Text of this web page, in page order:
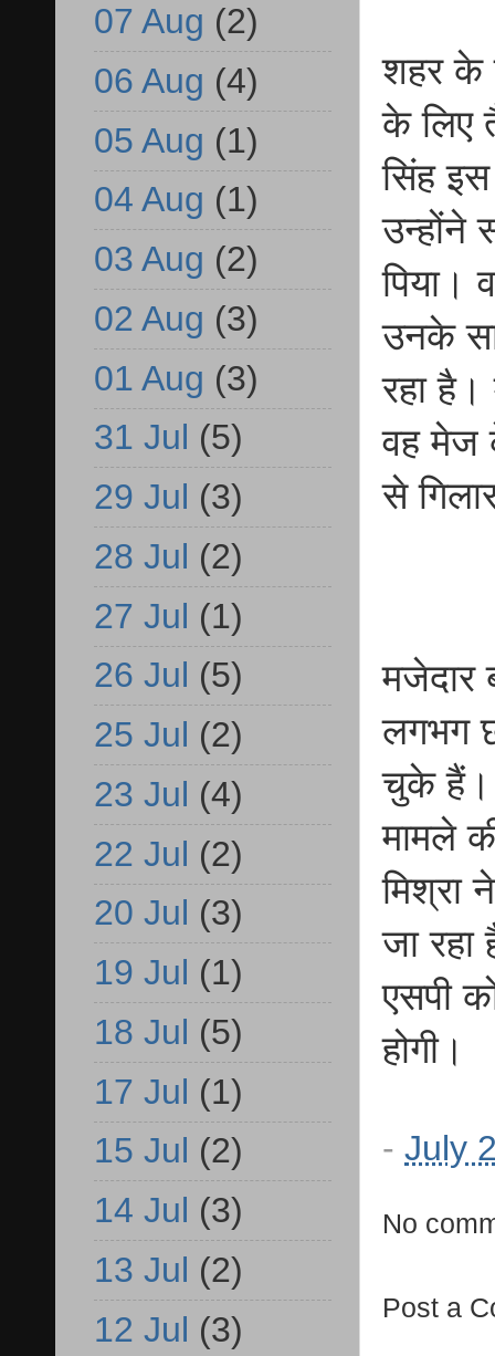
शहर के
के लिए
सिंह
उन्होंने
पिया।
उनके
रहा
वह मेज
से
मजेदार
लगभग
चुके हैं।
मामले
मिश्रा
जा
एसपी
होगी।
- July
No
Post a
07 Aug (2)
06 Aug (4)
05 Aug (1)
04 Aug (1)
03 Aug (2)
02 Aug (3)
01 Aug (3)
31 Jul (5)
29 Jul (3)
28 Jul (2)
27 Jul (1)
26 Jul (5)
25 Jul (2)
23 Jul (4)
22 Jul (2)
20 Jul (3)
19 Jul (1)
18 Jul (5)
17 Jul (1)
15 Jul (2)
14 Jul (3)
13 Jul (2)
12 Jul (3)